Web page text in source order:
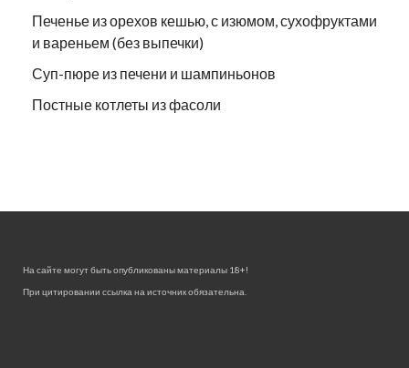
Печенье из орехов кешью, с изюмом, сухофруктами
и вареньем (без выпечки)
Суп-пюре из печени и шампиньонов
Постные котлеты из фасоли
На сайте могут быть опубликованы материалы 18+!
При цитировании ссылка на источник обязательна.